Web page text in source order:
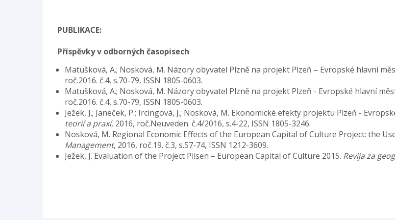
PUBLIKACE:
Příspěvky v odborných časopisech
Matušková, A.; Nosková, M. Názory obyvatel Plzně na projekt Plzeň – Evropské hlavní
roč.2016. č.4, s.70-79, ISSN 1805-0603.
Matušková, A.; Nosková, M. Názory obyvatel Plzně na projekt Plzeň - Evropské hlavní
roč.2016. č.4, s.70-79, ISSN 1805-0603.
Ježek, J.; Janeček, P.; Ircingová, J.; Nosková, M. Ekonomické efekty projektu Plzeň -
teorií a praxí, 2016, roč.Neuveden. č.4/2016, s.4-22, ISSN 1805-3246.
Nosková, M. Regional Economic Effects of the European Capital of Culture Project: the
Management, 2016, roč.19. č.3, s.57-74, ISSN 1212-3609.
Ježek, J. Evaluation of the Project Pilsen – European Capital of Culture 2015. Revija za